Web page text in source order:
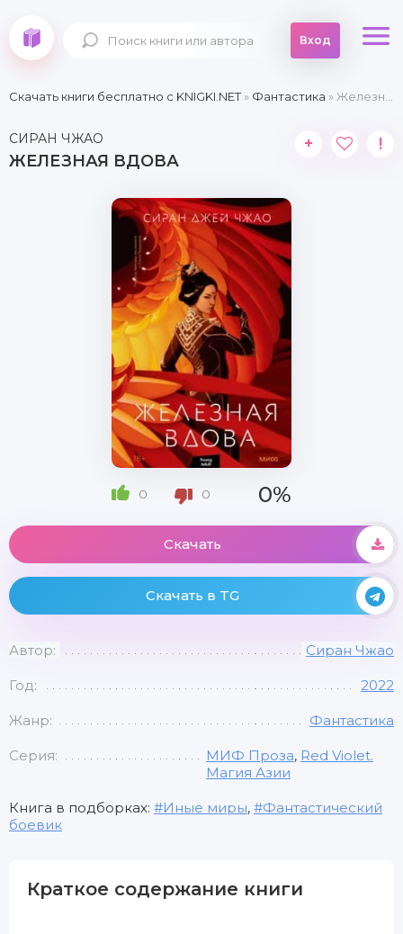
Вход
Скачать книги бесплатно c KNIGKI.NET» Фантастика » Железная вдова
СИРАН ЧЖАО
ЖЕЛЕЗНАЯ ВДОВА
+ !
0 0 0%
Скачать
Скачать в TG
Автор: Сиран Чжао
Год: 2022
Жанр: Фантастика
Серия: МИФ Проза, Red Violet.
Магия Азии
Книга в подборках: Иные миры,
Фантастический
боевик
Краткое содержание книги